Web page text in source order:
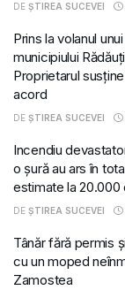
DE ȘTIREA SUCEVEI
Prins la volanul
municipiului
Proprietarul
acord
DE ȘTIREA SUCEVEI
Incendiu
o șură au ars în
estimate la 20.000
DE ȘTIREA SUCEVEI
Tânăr fără permis
cu un moped
Zamostea